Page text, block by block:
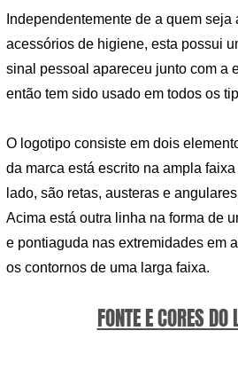
Independentemente de a quem
acessórios de higiene, esta possui
sinal pessoal apareceu junto com a
então tem sido usado em todos os
O logotipo consiste em dois
da marca está escrito na ampla
lado, são retas, austeras e
Acima está outra linha na forma de
e pontiaguda nas extremidades em
os contornos de uma larga faixa.
FONTE E CORES DO